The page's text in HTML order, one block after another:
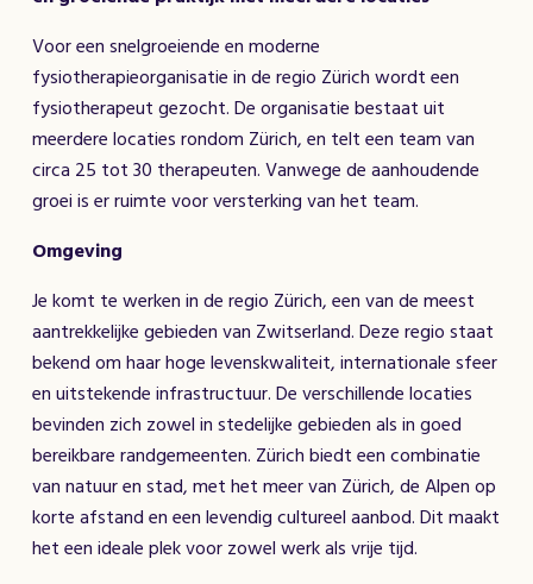
Voor een snelgroeiende en moderne
fysiotherapieorganisatie in de regio Zürich wordt een
fysiotherapeut gezocht. De organisatie bestaat uit
meerdere locaties rondom Zürich, en telt een team van
circa 25 tot 30 therapeuten. Vanwege de aanhoudende
groei is er ruimte voor versterking van het team.
Omgeving
Je komt te werken in de regio Zürich, een van de meest
aantrekkelijke gebieden van Zwitserland. Deze regio staat
bekend om haar hoge levenskwaliteit, internationale sfeer
en uitstekende infrastructuur. De verschillende locaties
bevinden zich zowel in stedelijke gebieden als in goed
bereikbare randgemeenten. Zürich biedt een combinatie
van natuur en stad, met het meer van Zürich, de Alpen op
korte afstand en een levendig cultureel aanbod. Dit maakt
het een ideale plek voor zowel werk als vrije tijd.